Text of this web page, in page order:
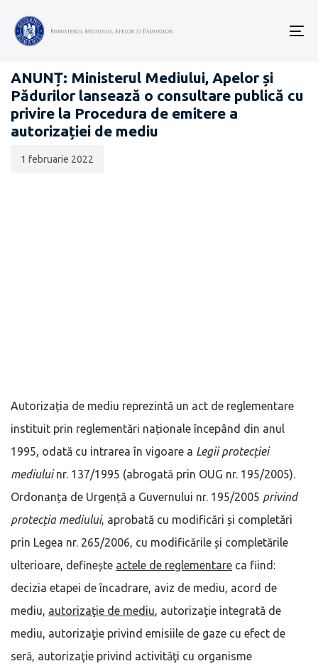
ANUNȚURI CONSULTĂRI PUBLICE
ANUNȚ: Ministerul Mediului, Apelor și
Pădurilor lansează o consultare publică cu
privire la Procedura de emitere a
autorizației de mediu
publicării:
1 februarie 2022
Autorizația de mediu reprezintă un act de reglementare
instituit prin reglementări naționale începând din anul
1995, odată cu intrarea în vigoare a Legii protecției
mediuluinr. 137/1995 (abrogată prin OUG nr. 195/2005).
Ordonanța de Urgență a Guvernului nr. 195/2005 privind
protecția mediului, aprobată cu modificări și completări
prin Legea nr. 265/2006, cu modificările și completările
ulterioare, definește actele de reglementare ca fiind:
decizia etapei de încadrare, aviz de mediu, acord de
mediu, autorizaţie de mediu, autorizaţie integrată de
mediu, autorizaţie privind emisiile de gaze cu efect de
seră, autorizaţie privind activităţi cu organisme